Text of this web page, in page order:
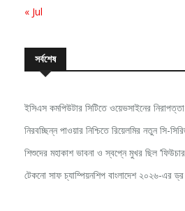
নিরবচ্ছিন্ন পাওয়ার নিশ্চিতে রিয়েলমির নতুন সি-সিরিজ
শিশুদের মহাকাশ ভাবনা ও স্বপ্নে মুখর ছিল
টেকনো সাফ চ্যাম্পিয়নশিপ বাংলাদেশ ২০২৬-এর